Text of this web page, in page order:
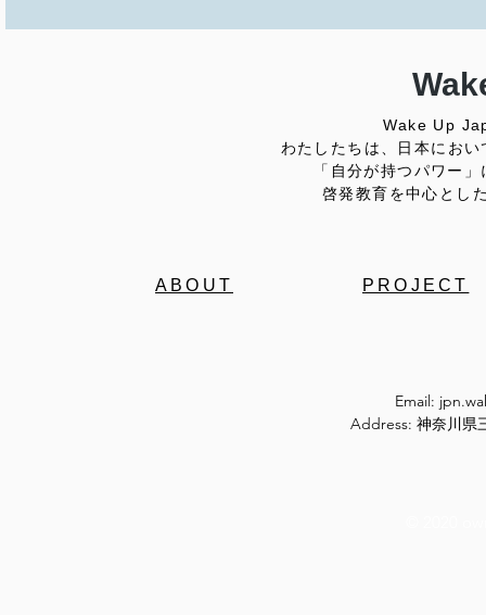
Wake Up
わたしたちは、日本にお
「自分が持つパワー
啓発教育を中心とし
ABOUT PROJECT
Email:
Address: 神奈川県